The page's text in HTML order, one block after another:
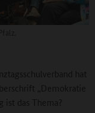
hat
„Demokratie
das Thema?